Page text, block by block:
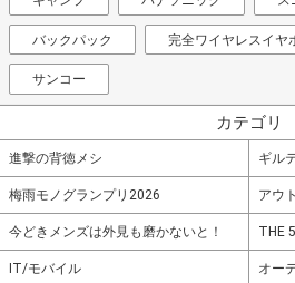
バックパック 完全ワイヤレスイヤ
サンコー
カテゴリ
進撃の背徳メシ ギル
梅雨モノグランプリ2026 アウ
今どきメンズは外見も磨かないと！ THE
IT/モバイル オー